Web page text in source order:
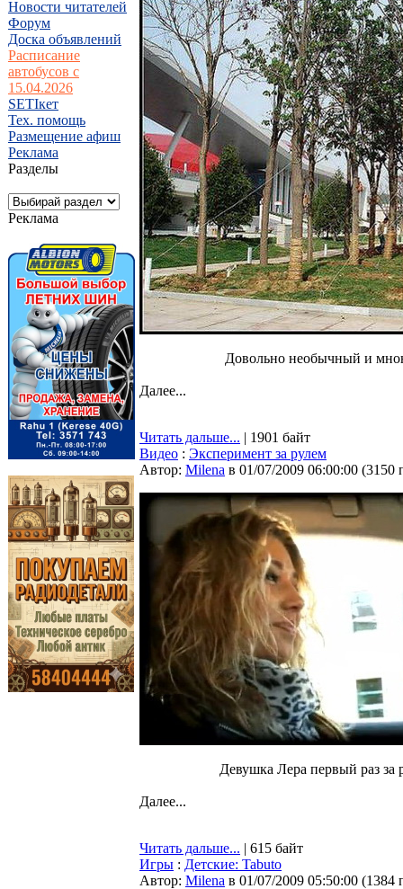
Новости читателей
Форум
Доска объявлений
Расписание
автобусов с
15.04.2026
SETIкет
Тех. помощь
Размещение афиш
Реклама
Разделы
Реклама
Довольно необычный и
Далее...
Читать дальше... | 1901 байт
Видео : Эксперимент за рулем
Автор: Milena в 01/07/2009 06:00:00 (3150
Девушка Лера первый раз за
Далее...
Читать дальше... | 615 байт
Игры : Детские: Tabuto
Автор: Milena в 01/07/2009 05:50:00 (1384